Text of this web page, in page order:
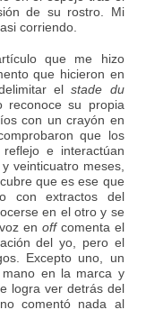
de su rostro. Mi
corriendo.
que me hizo
que hicieron en
elstade du
reconoce su propia
con un crayón en
que los
e interactúan
veinticuatro meses,
que es ese que
con extractos del
en el otro y se
en offcomenta el
del yo, pero el
Excepto uno, un
en la marca y
logra ver detrás del
comentó nada al